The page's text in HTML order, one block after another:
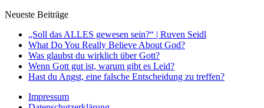
Neueste Beiträge
„Soll das ALLES gewesen sein?“ | Ruven Seidl
What Do You Really Believe About God?
Was glaubst du wirklich über Gott?
Wenn Gott gut ist, warum gibt es Leid?
Hast du Angst, eine falsche Entscheidung zu treffen?
Impressum